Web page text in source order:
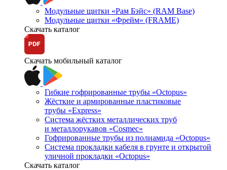
Модульные щитки «Рам Бэйс» (RAM Base)
Модульные щитки «Фрейм» (FRAME)
Скачать каталог
Скачать мобильный каталог
Гибкие гофрированные трубы «Octopus»
Жёсткие и армированные пластиковые
трубы «Express»
Система жёстких металлических труб
и металлорукавов «Cosmec»
Гофрированные трубы из полиамида «Octopus»
Система прокладки кабеля в грунте и открытой
уличной прокладки «Octopus»
Скачать каталог